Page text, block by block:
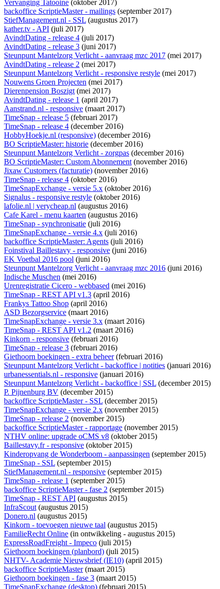
Vervanging Tatooine (oktober 2017)
backoffice ScriptieMaster - mailings (september 2017)
StiefManagement.nl - SSL (augustus 2017)
kather.tv - API (juli 2017)
AvindtDating - release 4 (juli 2017)
AvindtDating - release 3 (juni 2017)
Steunpunt Mantelzorg Verlicht - aanvraag mzc 2017 (mei 2017)
AvindtDating - release 2 (mei 2017)
Steunpunt Mantelzorg Verlicht - responsive restyle (mei 2017)
Nouwens Groen Projecten (mei 2017)
Dierenpension Boszigt(mei 2017)
AvindtDating - release 1 (april 2017)
Aanstrand.nl - responsive (maart 2017)
TimeSnap - release 5 (februari 2017)
TimeSnap - release 4 (december 2016)
HobbyHoekje.nl (responsive) (december 2016)
BO ScriptieMaster: historie (december 2016)
Steunpunt Mantelzorg Verlicht - zorgpas (december 2016)
BO ScriptieMaster: Custom Abonnement(november 2016)
Jixaw Customers (facturatie) (november 2016)
TimeSnap - release 4 (oktober 2016)
TimeSnapExchange - versie 5.x (oktober 2016)
Signalus - responsive restyle (oktober 2016)
lafolie.nl | verycheap.nl (augustus 2016)
Cafe Karel - menu kaarten (augustus 2016)
TimeSnap - synchronisatie (juli 2016)
TimeSnapExchange - versie 4.x (juli 2016)
backoffice ScriptieMaster: Agents (juli 2016)
Foinstival Baillestavy - responsive (juni 2016)
EK Voetbal 2016 pool (juni 2016)
Steunpunt Mantelzorg Verlicht - aanvraag mzc 2016 (juni 2016)
Indische Muschen (mei 2016)
Urenregistratie Cicero - webbased (mei 2016)
TimeSnap - REST API v1.3 (april 2016)
Frankys Tattoo Shop (april 2016)
ASD Bezorgservice (maart 2016)
TimeSnapExchange - versie 3.x (maart 2016)
TimeSnap - REST API v1.2 (maart 2016)
Kinkorn - responsive (februari 2016)
TimeSnap - release 3 (februari 2016)
Giethoorn boekingen - extra beheer(februari 2016)
Steunpunt Mantelzorg Verlicht - backoffice | notities (januari 2016)
urbanessentials.nl - responsive (januari 2016)
Steunpunt Mantelzorg Verlicht - backoffice | SSL (december 2015)
P. Pijnenburg BV (december 2015)
backoffice ScriptieMaster - SSL (december 2015)
TimeSnapExchange - versie 2.x (november 2015)
TimeSnap - release 2 (november 2015)
backoffice ScriptieMaster - rapportage (november 2015)
NTHV online: upgrade oCMS v8 (oktober 2015)
Baillestavy.fr - responsive (oktober 2015)
Kinderopvang de Wonderboom - aanpassingen (september 2015)
TimeSnap - SSL (september 2015)
StiefManagement.nl - responsive (september 2015)
TimeSnap - release 1 (september 2015)
backoffice ScriptieMaster - fase 2 (september 2015)
TimeSnap - REST API (augustus 2015)
InfraScout(augustus 2015)
Donero.nl (augustus 2015)
Kinkorn - toevoegen nieuwe taal (augustus 2015)
FamilieRecht Online (in ontwikkeling - augustus 2015)
ExpressRoadFreight - Impeco (juli 2015)
Giethoorn boekingen (planbord) (juli 2015)
NHTV- Academie Nieuwsbrief (IE10) (april 2015)
backoffice ScriptieMaster(maart 2015)
Giethoorn boekingen - fase 3 (maart 2015)
TimeSnapExchange (desktop) (februari 2015)